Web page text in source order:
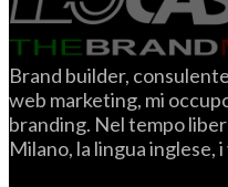
Brand builder,
web marketing, mi
branding. Nel tempo
Milano, la lingua inglese,